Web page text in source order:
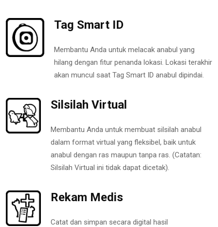
Tag Smart ID
Membantu Anda untuk melacak anabul yang
hilang dengan fitur penanda lokasi. Lokasi terakhir
akan muncul saat Tag Smart ID anabul dipindai.
Silsilah Virtual
Membantu Anda untuk membuat silsilah anabul
dalam format virtual yang fleksibel, baik untuk
anabul dengan ras maupun tanpa ras. (Catatan:
Silsilah Virtual ini tidak dapat dicetak).
Rekam Medis
Catat dan simpan secara digital hasil